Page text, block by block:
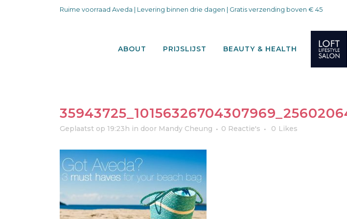
Ruime voorraad Aveda | Levering binnen drie dagen | Gratis verzending boven € 45
ABOUT PRIJSLIJST BEAUTY & HEALTH
Geplaatst op 19:23h in door Mandy Cheung 0 Reactie's 0 Likes